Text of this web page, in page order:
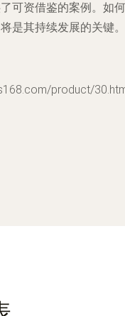
可资借鉴的案例。如何
是其持续发展的关键。
product/